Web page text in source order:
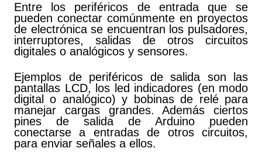
Entre los periféricos de entrada que se
pueden conectar comúnmente en proyectos
de electrónica se encuentran los pulsadores,
interruptores, salidas de otros circuitos
digitales o analógicos y sensores.
Ejemplos de periféricos de salida son las
pantallas LCD, los led indicadores (en modo
digital o analógico) y bobinas de relé para
manejar cargas grandes. Además ciertos
pines de salida de Arduino pueden
conectarse a entradas de otros circuitos,
para enviar señales a ellos.